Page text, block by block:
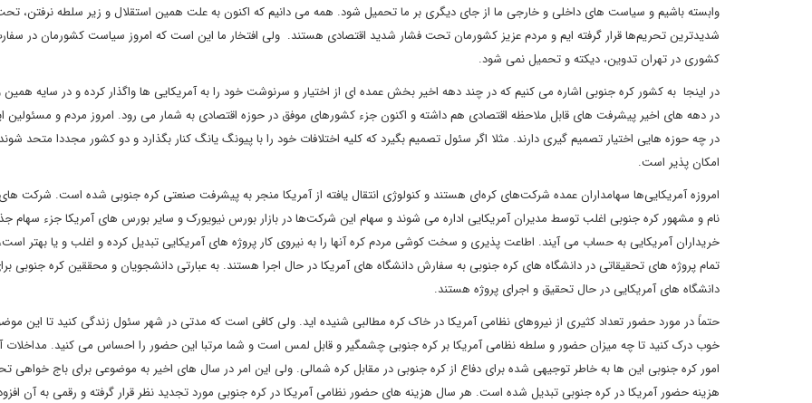
وابسته باشیم و سیاست های داخلی و خارجی ما از جای دیگری بر ما تحمیل شود. همه می دانیم که اکنون به علت همین استقلال و زیر سلطه نرفتن،
شدیدترین تحریم‌ها قرار گرفته ایم و مردم عزیز کشورمان تحت فشار شدید اقتصادی هستند. ولی افتخار ما این است که امروز سیاست کشورمان در
کشوری در تهران تدوین، دیکته و تحمیل نمی شود.
در اینجا به کشور کره جنوبی اشاره می کنیم که در چند دهه اخیر بخش عمده ای از اختیار و سرنوشت خود را به آمریکایی ها واگذار کرده و در سایه
در دهه های اخیر پیشرفت های قابل ملاحظه اقتصادی هم داشته و اکنون جزء کشورهای موفق در حوزه اقتصادی به شمار می رود. امروز مردم و مسئولین
در چه حوزه هایی اختیار تصمیم گیری دارند. مثلا اگر سئول تصمیم بگیرد که کلیه اختلافات خود را با پیونگ یانگ کنار بگذارد و دو کشور مجددا متحد
امکان پذیر است.
امروزه آمریکایی‌ها سهامداران عمده شرکت‌های کره‌ای هستند و کنولوژی انتقال یافته از آمریکا منجر به پیشرفت صنعتی کره جنوبی شده است. شرکت
نام و مشهور کره جنوبی اغلب توسط مدیران آمریکایی اداره می شوند و سهام این شرکت‌ها در بازار بورس نیویورک و سایر بورس های آمریکا جزء سهام
خریداران آمریکایی به حساب می آیند. اطاعت پذیری و سخت کوشی مردم کره آنها را به نیروی کار پروژه های آمریکایی تبدیل کرده و اغلب و یا بهتر
تمام پروژه های تحقیقاتی در دانشگاه های کره جنوبی به سفارش دانشگاه های آمریکا در حال اجرا هستند. به عبارتی دانشجویان و محققین کره جنوبی
دانشگاه های آمریکایی در حال تحقیق و اجرای پروژه هستند.
حتماً در مورد حضور تعداد کثیری از نیروهای نظامی آمریکا در خاک کره مطالبی شنیده اید. ولی کافی است که مدتی در شهر سئول زندگی کنید تا این
خوب درک کنید تا چه میزان حضور و سلطه نظامی آمریکا بر کره جنوبی چشمگیر و قابل لمس است و شما مرتبا این حضور را احساس می کنید. مداخلات
امور کره جنوبی این ها به خاطر توجیهی شده برای دفاع از کره جنوبی در مقابل کره شمالی. ولی این امر در سال های اخیر به موضوعی برای باج خواهی
هزینه حضور آمریکا در کره جنوبی تبدیل شده است. هر سال هزینه های حضور نظامی آمریکا در کره جنوبی مورد تجدید نظر قرار گرفته و رقمی به آن